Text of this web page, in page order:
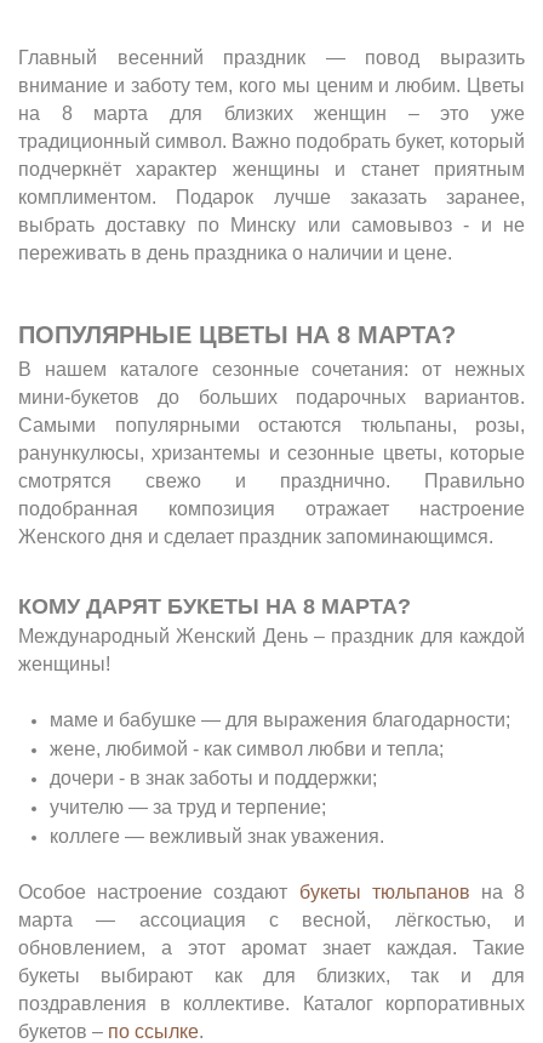
Главный весенний праздник — повод выразить
внимание и заботу тем, кого мы ценим и любим. Цветы
на 8 марта для близких женщин – это уже
традиционный символ. Важно подобрать букет, который
подчеркнёт характер женщины и станет приятным
комплиментом. Подарок лучше заказать заранее,
выбрать доставку по Минску или самовывоз - и не
переживать в день праздника о наличии и цене.
ПОПУЛЯРНЫЕ ЦВЕТЫ НА 8 МАРТА?
В нашем каталоге сезонные сочетания: от нежных
мини-букетов до больших подарочных вариантов.
Самыми популярными остаются тюльпаны, розы,
ранункулюсы, хризантемы и сезонные цветы, которые
смотрятся свежо и празднично. Правильно
подобранная композиция отражает настроение
Женского дня и сделает праздник запоминающимся.
КОМУ ДАРЯТ БУКЕТЫ НА 8 МАРТА?
Международный Женский День – праздник для каждой
женщины!
маме и бабушке — для выражения благодарности;
жене, любимой - как символ любви и тепла;
дочери - в знак заботы и поддержки;
учителю — за труд и терпение;
коллеге — вежливый знак уважения.
Особое настроение создают букеты тюльпанов на 8
марта — ассоциация с весной, лёгкостью, и
обновлением, а этот аромат знает каждая. Такие
букеты выбирают как для близких, так и для
поздравления в коллективе. Каталог корпоративных
букетов – по ссылке.